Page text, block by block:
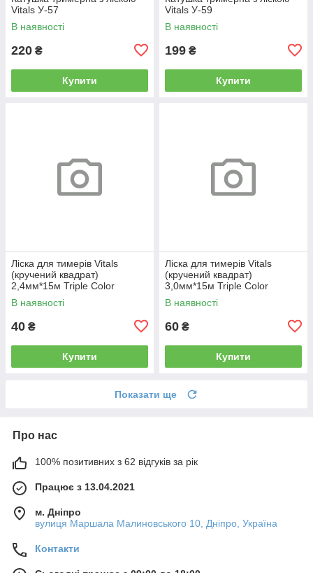
Vitals У-57
В наявності
220 ₴
Купити
Vitals У-59
В наявності
199 ₴
Купити
Ліска для тимерів Vitals
(кручений квадрат)
2,4мм*15м Triple Color
В наявності
40 ₴
Купити
Ліска для тимерів Vitals
(кручений квадрат)
3,0мм*15м Triple Color
В наявності
60 ₴
Купити
Показати ще
Про нас
100% позитивних з 62 відгуків за рік
Працює з 13.04.2021
м. Дніпро
вулиця Маршала Малиновського 10, Дніпро, Україна
Контакти